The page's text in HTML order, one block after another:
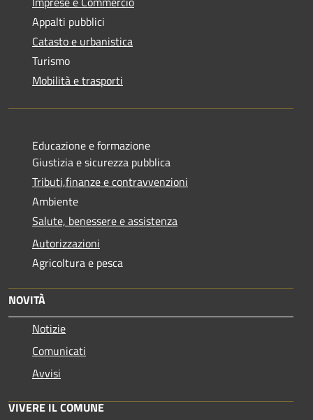
Appalti pubblici
Catasto e urbanistica
Turismo
Mobilità e trasporti
Educazione e formazione
Giustizia e sicurezza pubblica
Tributi,finanze e contravvenzioni
Ambiente
Salute, benessere e assistenza
Autorizzazioni
Agricoltura e pesca
NOVITÀ
Notizie
Comunicati
Avvisi
VIVERE IL COMUNE